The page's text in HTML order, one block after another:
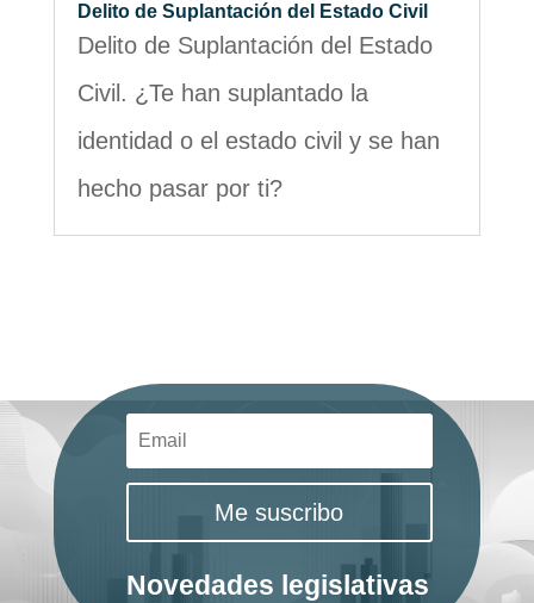
Delito de Suplantación del Estado Civil
Delito de Suplantación del Estado
Civil. ¿Te han suplantado la
identidad o el estado civil y se han
hecho pasar por ti?
Novedades legislativas
Me suscribo